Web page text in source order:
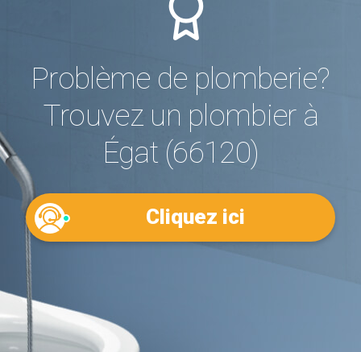
Problème de plomberie?
Trouvez un plombier à
Égat (66120)
Cliquez ici